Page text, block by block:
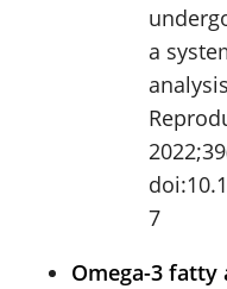
a
7
Omega-3 fatty